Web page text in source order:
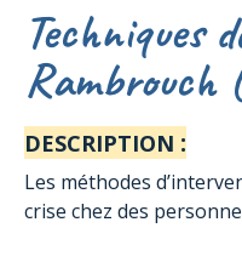
Techniques
Rambrouch
DESCRIPTION :
Les méthodes
crise chez des